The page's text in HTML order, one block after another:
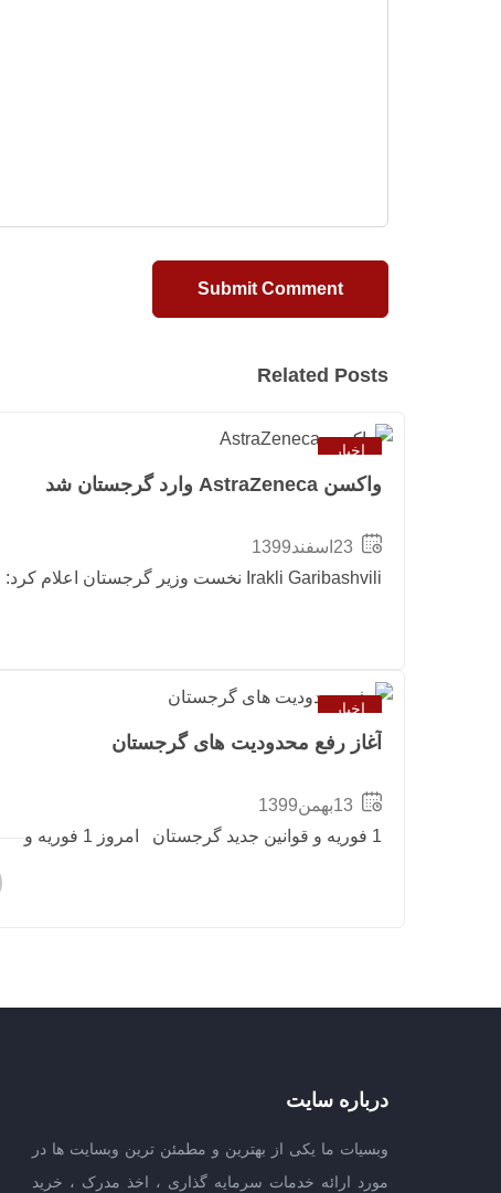
Related Posts
اخبار
واکسن AstraZeneca وارد گرجستان شد
23اسفند1399
Irakli Garibashvili نخست وزیر گرجستان اعلام کرد: واکسن AstraZeneca وارد گرجستان
اخبار
آغاز رفع محدودیت های گرجستان
13بهمن1399
1 فوریه و قوانین جدید گرجستان امروز 1 فوریه و
درباره سایت
وبسیات ما یکی از بهترین و مطمئن ترین وبسایت ها در
مورد ارائه خدمات سرمایه گذاری ، اخذ مدرک ، خرید